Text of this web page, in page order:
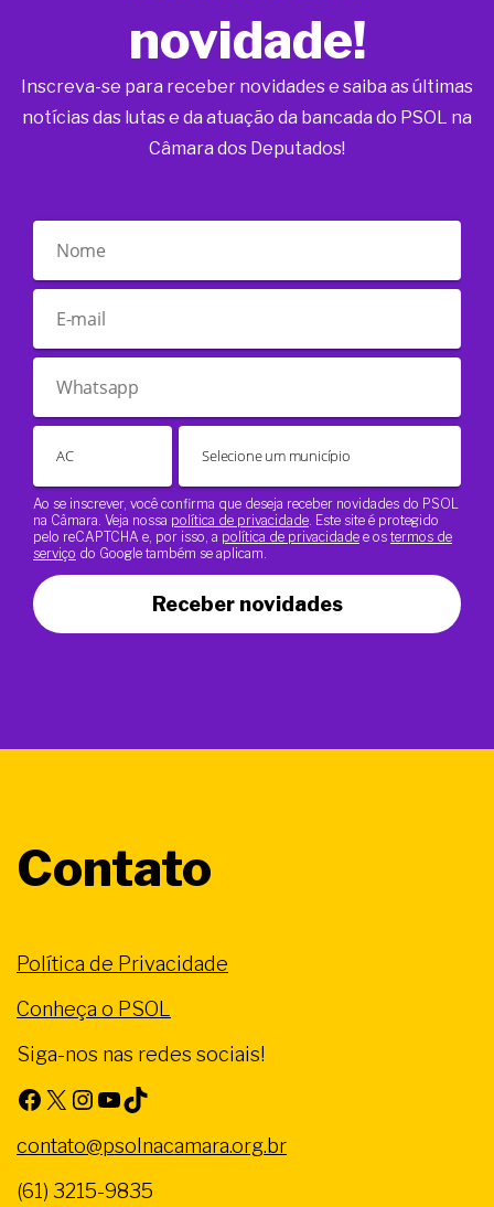
novidade!
Inscreva-se para receber novidades e saiba as últimas
notícias das lutas e da atuação da bancada do PSOL na
Câmara dos Deputados!
Ao se inscrever, você confirma que deseja receber novidades do PSOL
na Câmara. Veja nossa política de privacidade . Este site é protegido
pelo reCAPTCHA e, por isso, a política de privacidade e os termos de
serviço do Google também se aplicam.
Receber novidades
Contato
Política de Privacidade
Conheça o PSOL
Siga-nos nas redes sociais!
Facebook X Instagram Youtube TikTok
contato@psolnacamara.org.br
(61) 3215-9835